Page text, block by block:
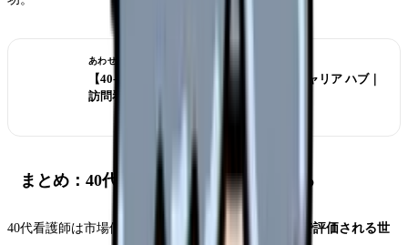
あわせて読みたい
【40-50代】ベテラン看護師のセカンドキャリア ハブ｜
訪問看護 / 介護 / 50代以降の選択肢
まとめ：40代は選び方次第で活躍できる
40代看護師は市場価値が下がるどころか、
経験の質で評価される世